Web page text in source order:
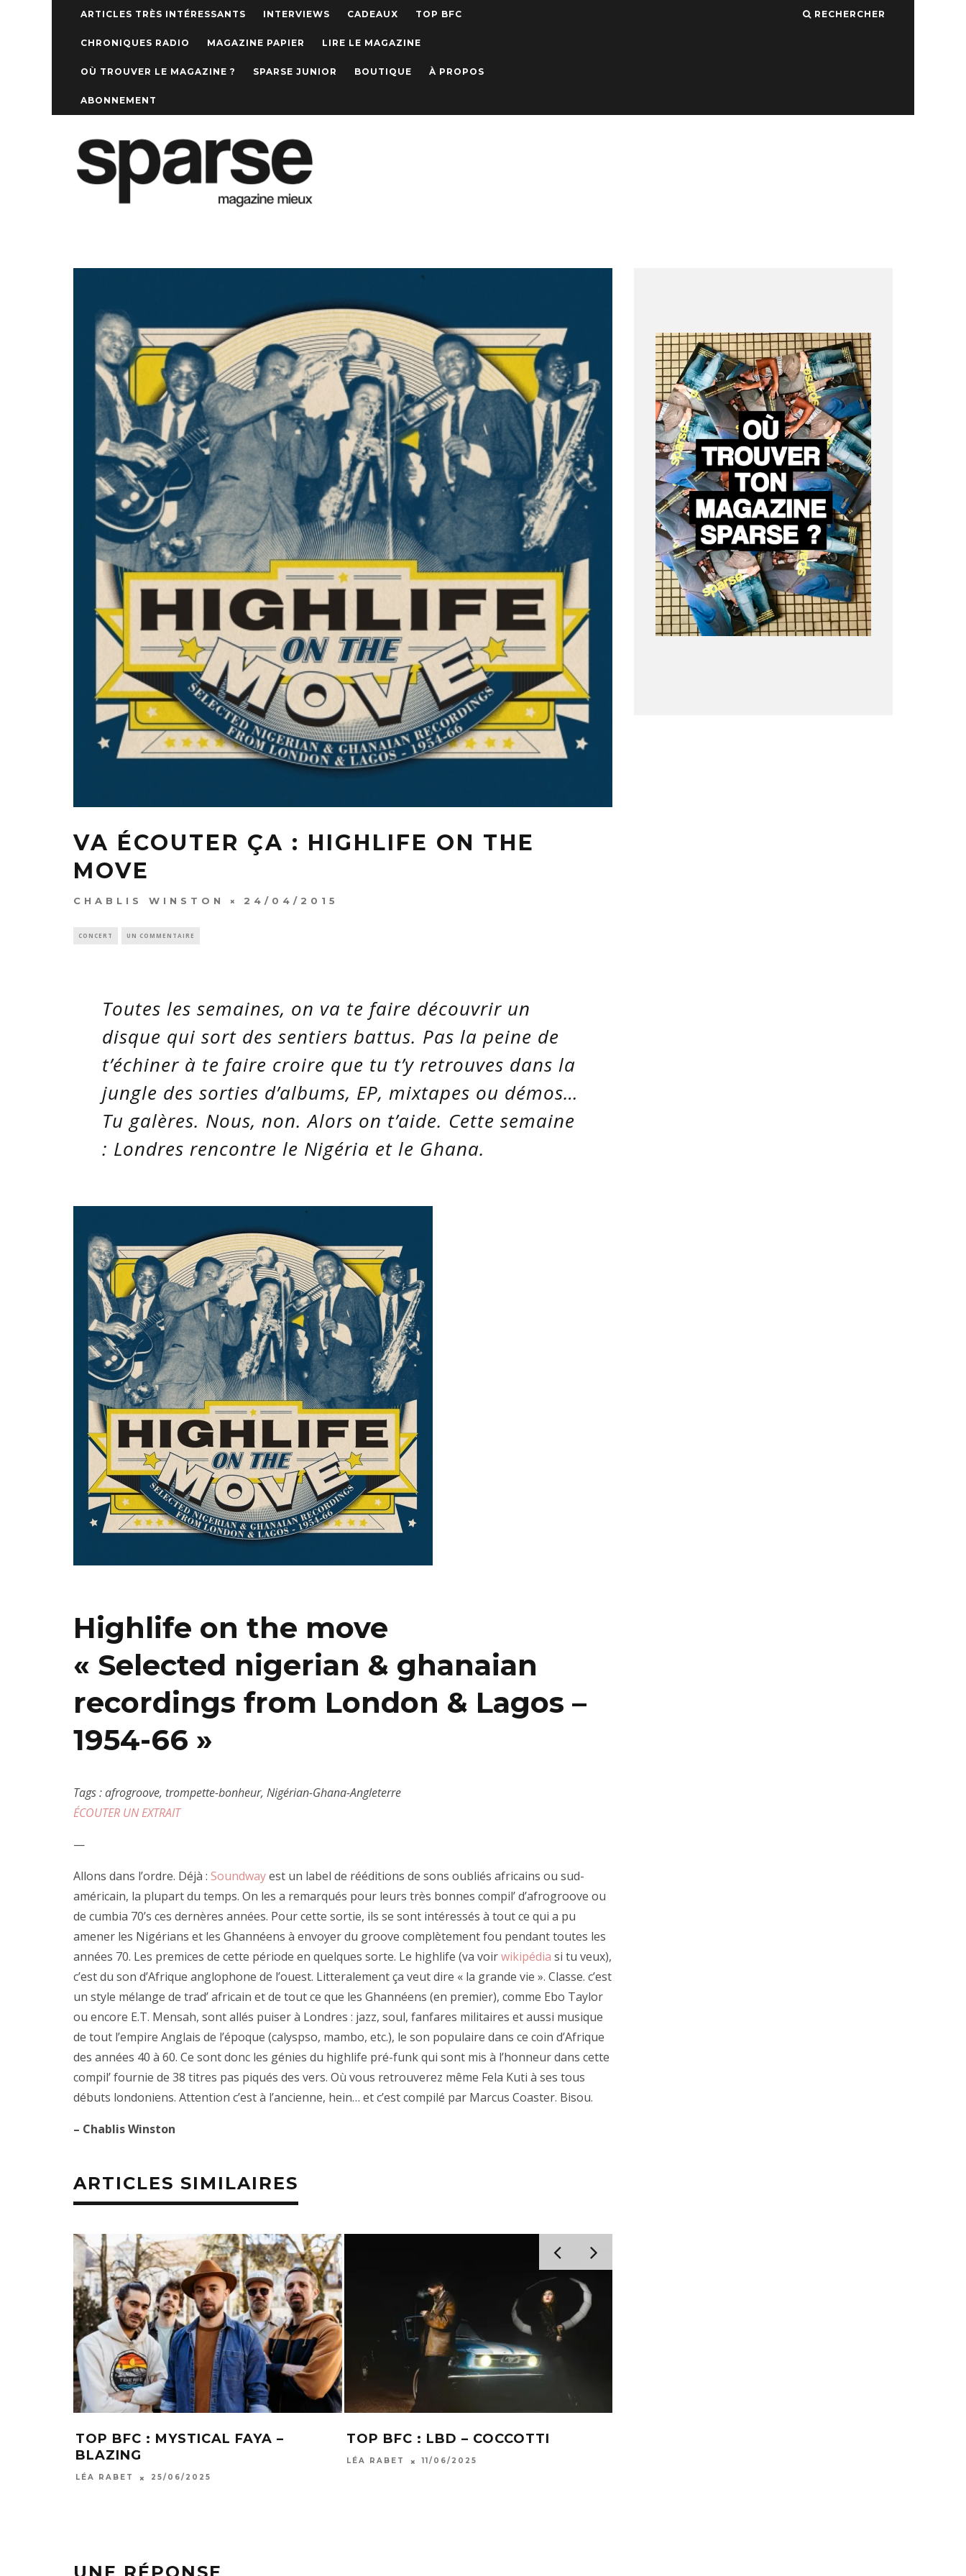
ARTICLES TRÈS INTÉRESSANTS INTERVIEWS CADEAUX TOP BFC
CHRONIQUES RADIO MAGAZINE PAPIER LIRE LE MAGAZINE
OÙ TROUVER LE MAGAZINE ? SPARSE JUNIOR BOUTIQUE À PROPOS
ABONNEMENT
RECHERCHER
VA ÉCOUTER ÇA : HIGHLIFE ON THE
MOVE
CHABLIS WINSTON 24/04/2015
CONCERT UN COMMENTAIRE
Toutes les semaines, on va te faire découvrir un
disque qui sort des sentiers battus. Pas la peine de
t’échiner à te faire croire que tu t’y retrouves dans la
jungle des sorties d’albums, EP, mixtapes ou démos…
Tu galères. Nous, non. Alors on t’aide. Cette semaine
: Londres rencontre le Nigéria et le Ghana.
Highlife on the move
« Selected nigerian & ghanaian
recordings from London & Lagos –
1954-66 »
Tags : afrogroove, trompette-bonheur, Nigérian-Ghana-Angleterre
ÉCOUTER UN EXTRAIT
—
Allons dans l’ordre. Déjà : Soundwayest un label de rééditions de sons oubliés africains ou sud-
américain, la plupart du temps. On les a remarqués pour leurs très bonnes compil’ d’afrogroove ou
de cumbia 70’s ces dernères années. Pour cette sortie, ils se sont intéressés à tout ce qui a pu
amener les Nigérians et les Ghannéens à envoyer du groove complètement fou pendant toutes les
années 70. Les premices de cette période en quelques sorte. Le highlife (va voirwikipédia si tu veux),
c’est du son d’Afrique anglophone de l’ouest. Litteralement ça veut dire « la grande vie ». Classe. c’est
un style mélange de trad’ africain et de tout ce que les Ghannéens (en premier), comme Ebo Taylor
ou encore E.T. Mensah, sont allés puiser à Londres : jazz, soul, fanfares militaires et aussi musique
de tout l’empire Anglais de l’époque (calyspso, mambo, etc.), le son populaire dans ce coin d’Afrique
des années 40 à 60. Ce sont donc les génies du highlife pré-funk qui sont mis à l’honneur dans cette
compil’ fournie de 38 titres pas piqués des vers. Où vous retrouverez même Fela Kuti à ses tous
débuts londoniens. Attention c’est à l’ancienne, hein… et c’est compilé par Marcus Coaster. Bisou.
– Chablis Winston
ARTICLES SIMILAIRES
TOP BFC : LBD – COCCOTTI
LÉA RABET 11/06/2025
TOP BFC : DIAMOND DOG – SOLAR
WAVES
UNE RÉPONSE